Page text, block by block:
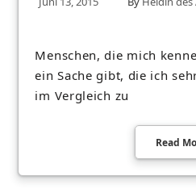
Menschen, die mich
ein Sache gibt, die ich
im Vergleich zu
Read